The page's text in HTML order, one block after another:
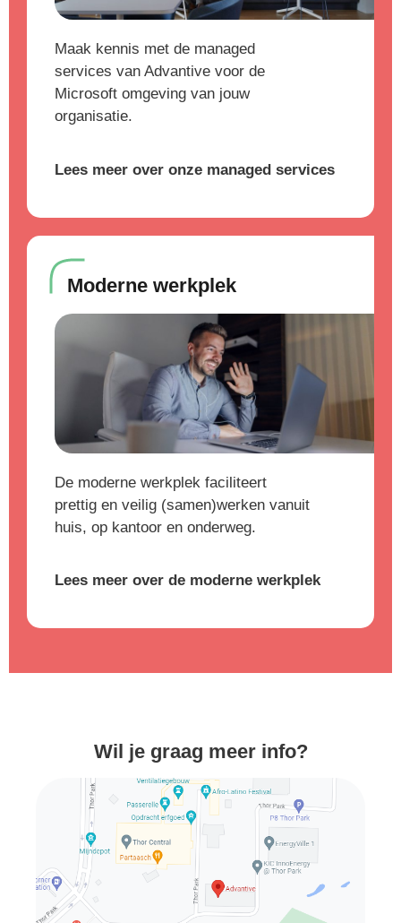
Maak kennis met de managed
services van Advantive voor de
Microsoft omgeving van jouw
organisatie.
Lees meer over onze managed services
Moderne werkplek
De moderne werkplek faciliteert
prettig en veilig (samen)werken vanuit
huis, op kantoor en onderweg.
Lees meer over de moderne werkplek
Wil je graag meer info?